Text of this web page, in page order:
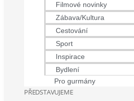
Filmové novinky
Zábava/Kultura
Cestování
Sport
Inspirace
Bydlení
Pro gurmány
PŘEDSTAVUJEME